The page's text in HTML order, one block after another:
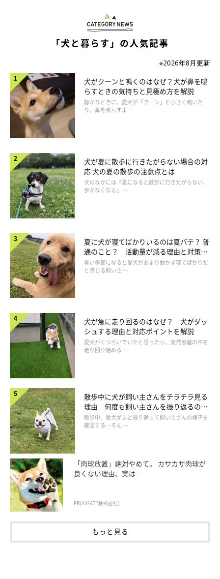
「犬と暮らす」の人気記事
※2026年8月更新
犬がクーンと鳴くのはなぜ？犬が鼻を鳴
らすときの気持ちと見極め方を解説
静かなときに、愛犬が「クーン」と小さく鳴いた
り、鼻を鳴らすよ …
犬が夏に散歩に行きたがらない場合の対
応 犬の夏の散歩の注意点とは
犬のなかには『夏になると散歩に行きたがらない、
歩かなくなる』 …
夏に犬が寝てばかりいるのは夏バテ？ 普
通のこと？ 活動量が減る理由と対策と
は
暑い季節になると愛犬があまり動かず寝てばかりだ
と感じる飼い主 …
犬が急に走り回るのはなぜ？ 犬がダッ
シュする理由と対応ポイントを解説
愛犬がくつろいでいたと思ったら、突然部屋の中を
走り回り始める …
散歩中に犬が飼い主さんをチラチラ見る
理由 何度も飼い主さんを振り返るのは
なぜ？
散歩中、愛犬がふと振り返って飼い主さんの様子を
確認する…そん …
「肉球放置」絶対やめて。 カサカサ肉球が
良くない理由、実は...
PR(AIGATE株式会社)
もっと見る